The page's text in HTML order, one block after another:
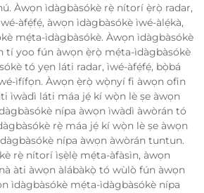
Àwọn ìdàgbàsókè rẹ̀ nítorí ẹ̀rọ̀ radar,
àfẹ́fẹ́, àwọn ìdàgbàsókè ìwé-àlẹ́kà,
mẹ́ta-ìdàgbàsókè. Àwọn ìdàgbàsókè
tí yoo fún àwọn ẹ̀rọ̀ mẹ́ta-ìdàgbàsókè
tó yẹn láti radar, ìwé-àfẹ́fẹ́, bọ̀bá
ìfífọn. Àwọn ẹ̀rọ̀ wọ̀nyí fi àwọn ofin
ìwàdì láti máa jẹ́ kí wọ̀n lè ṣe àwọn
nípa àwọn ìwàdì àwòrán tó
rẹ̀ máa jẹ́ kí wọ̀n lè ṣe àwọn
nípa àwọn àwòrán tuntun.
rẹ̀ nítorí ìṣẹ̀lẹ̀ mẹ́ta-àfàsìn, àwọn
àti àwọn àlábàkọ̀ tó wùlò fún àwọn
ìdàgbàsókè mẹ́ta-ìdàgbàsókè nípa